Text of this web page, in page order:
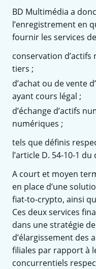
BD Multimédia a
l’enregistrement en
fournir les services
conservation
tiers ;
d’achat ou de vente
ayant cours légal ;
d’échange d’actifs
numériques ;
tels que définis
l’article D. 54-10-1
A court et moyen
en place d’une
fiat-to-crypto, ainsi
Ces deux services
dans une stratégie
d’élargissement des
filiales par rapport à
concurrentiels